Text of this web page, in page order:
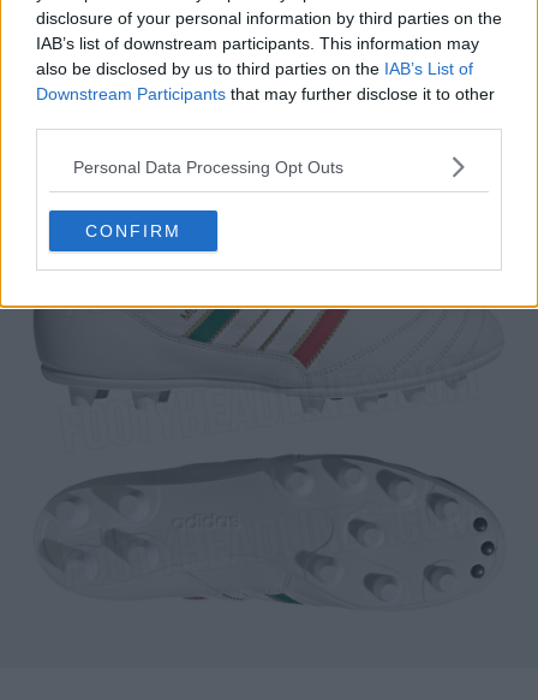
disclosure of your personal information by third parties on the
IAB’s list of downstream participants. This information may
also be disclosed by us to third parties on the IAB’s List of
Downstream Participants that may further disclose it to other
Personal Data Processing Opt Outs
CONFIRM
modernas
Data de lançamento:20 de março de 2026
Preço:cerca de 200 USD
Cores:Branco / Verde / Vermelho